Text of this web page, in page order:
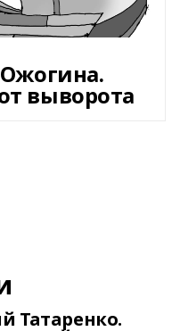
выворота
Татаренко.